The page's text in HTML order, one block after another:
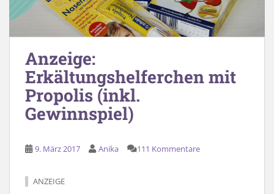
Anzeige:
Erkältungshelferchen mit
Propolis (inkl.
Gewinnspiel)
9. März 2017 Anika 111 Kommentare
ANZEIGE